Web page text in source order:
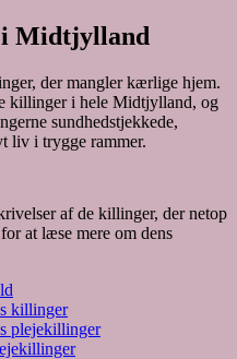
Midtjylland
der mangler kærlige hjem.
killinger i hele Midtjylland, og
sundhedstjekkede,
liv i trygge rammer.
af de killinger, der netop
at læse mere om dens
killinger
plejekillinger